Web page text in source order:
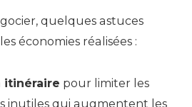
quelques astuces
économies réalisées :
itinéraire pour limiter les
inutiles qui augmentent les